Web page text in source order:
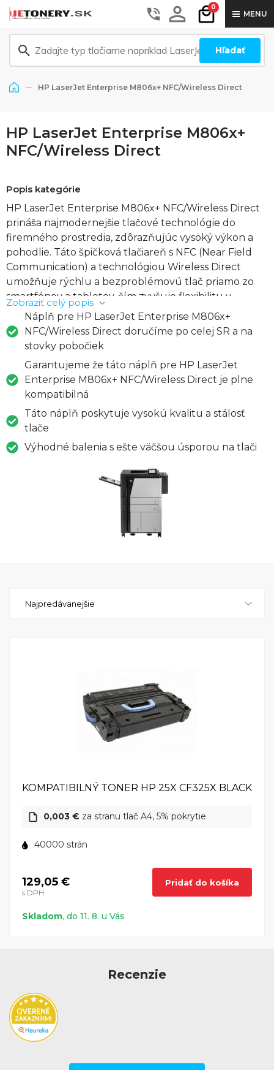
0
MENU
Hľadať
HP LaserJet Enterprise M806x+ NFC/Wireless Direct
HP LaserJet Enterprise M806x+
NFC/Wireless Direct
Popis kategórie
HP LaserJet Enterprise M806x+ NFC/Wireless Direct
prináša najmodernejšie tlačové technológie do
firemného prostredia, zdôrazňujúc vysoký výkon a
pohodlie. Táto špičková tlačiareň s NFC (Near Field
Communication) a technológiou Wireless Direct
umožňuje rýchlu a bezproblémovú tlač priamo zo
smartfónov a tabletov, čím zvyšuje flexibilitu v
pracovných postupoch.S rýchlosťou tlače až 60 strán
za minútu HP LaserJet Enterprise M806x+
NFC/Wireless Direct umožňuje efektívne
pozoruhodná rýchlosť kombinovaná s technológiou
HP FastRes 1200 zabezpečuje vynikajúcu kvalitu
tlače, či už ide o text, grafiku alebo fotografie.Táto
tlačiareň ponúka pohodlie bezdrôtového tlačenia s
technológiou NFC, umožňujúcou okamžité spojenie
s kompatibilným zariadením jednoduchým dotykom.
bez potreby pripojenia k firemnej sieti, čo je ideálne
pre mobilných pracovníkov a tlač z rôznych
zariadení.Kapacita papiera až 4600 hárkov a
Enterprise M806x+ NFC/Wireless Direct všestranný
funkciami, ako je šifrovanie údajov, autentifikácia
ovládanie umožňujú rýchly prístup k rôznym
tlačovým funkciám. HP LaserJet Enterprise M806x+
NFC/Wireless Direct podporuje aj tlač z mobilných
zariadení prostredníctvom rôznych aplikácií, čo
tlačiareň, ktorá prináša spoľahlivý výkon a moderné
tlačiarňou získavate spoľahlivé a inovatívne riešenie
NFC/Wireless Direct - váš spoľahlivý partner pre
Zobraziť celý popis
Náplň pre HP LaserJet Enterprise M806x+
NFC/Wireless Direct doručíme po celej SR a na
stovky pobočiek
Garantujeme že táto náplň pre HP LaserJet
Enterprise M806x+ NFC/Wireless Direct je plne
kompatibilná
Táto náplň poskytuje vysokú kvalitu a stálosť
tlače
Výhodné balenia s ešte väčšou úsporou na tlači
Najpredávanejšie
KOMPATIBILNÝ TONER HP 25X CF325X BLACK
0,003 € za stranu tlač A4, 5% pokrytie
40000 strán
129,05 €
s DPH
Pridať do košíka
Skladom, do 11. 8. u Vás
Recenzie